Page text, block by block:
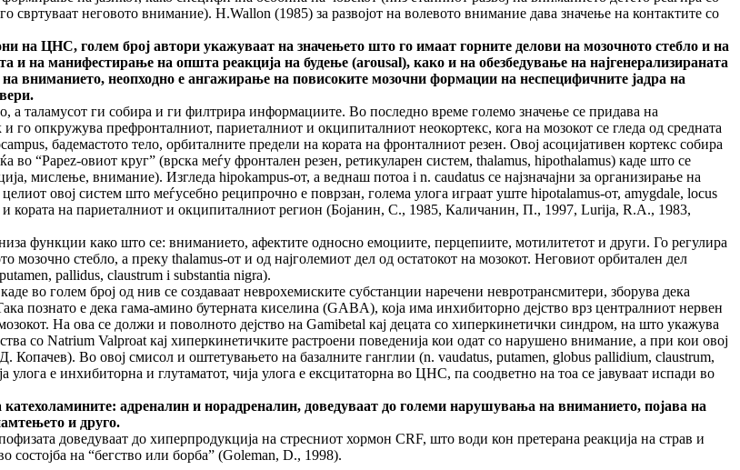
свртуваат неговото внимание). H.Wallon (1985) за развојот на волевото внимание дава значење на контактите со
голем број автори укажуваат на значењето што го имаат горните делови на мозочното стебло и на
и на манифестирање на општа реакција на будење (arousal), како и на обезбедување на најгенерализираната
вниманието, неопходно е ангажирање на повисоките мозочни формации на неспецифичните јадра на
а таламусот ги собира и ги филтрира информациите. Во последно време големо значење се придава на
опкружува префронталниот, париеталниот и окципиталниот неокортекс, кога на мозокот се гледа од средната
бадемастото тело, орбиталните предели на кората на фронталниот резен. Овој асоцијативен кортекс собира
“Papez-овиот круг” (врска меѓу фронтален резен, ретикуларен систем, thalamus, hipothalamus) каде што се
мислење, внимание). Изгледа hipokampus-от, а веднаш потоа i n. caudatus се најзначајни за организирање на
овој систем што меѓусебно реципрочно е поврзан, голема улога играат уште hipotalamus-от, amygdale, locus
кората на париеталниот и окципиталниот регион (Бојанин, С., 1985, Каличанин, П., 1997, Lurija, R.A., 1983,
функции како што се: вниманието, афектите односно емоциите, перцепиите, мотилитетот и други. Го регулира
стебло, а преку thalamus-от и од најголемиот дел од остатокот на мозокот. Неговиот орбитален дел
pallidus, claustrum i substantia nigra).
во голем број од нив се создаваат неврохемиските субстанции наречени невротрансмитери, зборува дека
познато е дека гама-амино бутерната киселина (GABA), која има инхибиторно дејство врз централниот нервен
На ова се должи и поволното дејство на Gamibetal кај децата со хиперкинетички синдром, на што укажува
со Natrium Valproat кај хиперкинетичките растроени поведенија кои одат со нарушено внимание, а при кои овој
Во овој смисол и оштетувањето на базалните ганглии (n. vaudatus, putamen, globus pallidium, claustrum,
е инхибиторна и глутаматот, чија улога е ексцитаторна во ЦНС, па соодветно на тоа се јавуваат испади во
катехоламините: адреналин и норадреналин, доведуваат до големи нарушувања на вниманието, појава на
и друго.
доведуваат до хиперпродукција на стресниот хормон CRF, што води кон претерана реакција на страв и
на “бегство или борба” (Goleman, D., 1998).